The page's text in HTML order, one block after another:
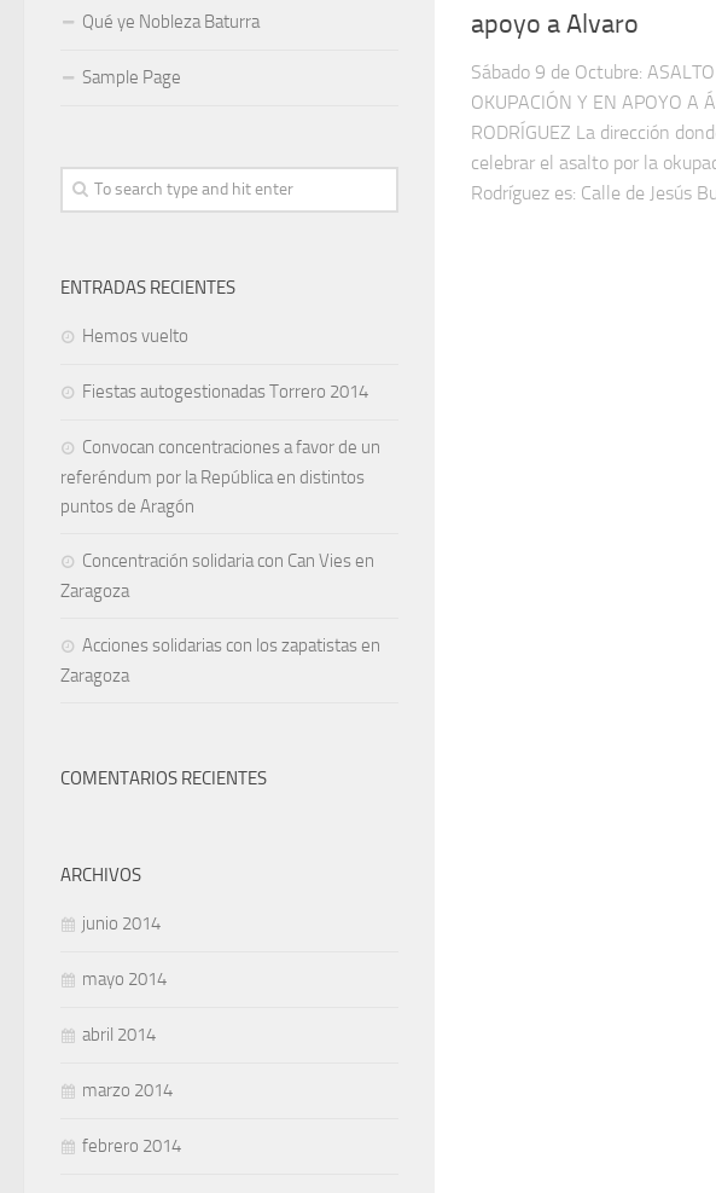
apoyo a Alvaro
Sábado 9 de Octubre:
OKUPACIÓN Y EN APOYO A
RODRÍGUEZ La dirección
celebrar el asalto por la
Rodríguez es: Calle de Jesús
Qué ye Nobleza Baturra
Sample Page
ENTRADAS RECIENTES
Hemos vuelto
Fiestas autogestionadas Torrero 2014
Convocan concentraciones a favor de un
referéndum por la República en distintos
puntos de Aragón
Concentración solidaria con Can Vies en
Zaragoza
Acciones solidarias con los zapatistas en
Zaragoza
COMENTARIOS RECIENTES
ARCHIVOS
junio 2014
mayo 2014
abril 2014
marzo 2014
febrero 2014